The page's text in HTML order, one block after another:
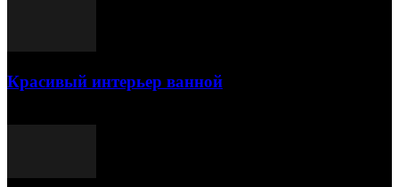
Красивый интерьер ванной